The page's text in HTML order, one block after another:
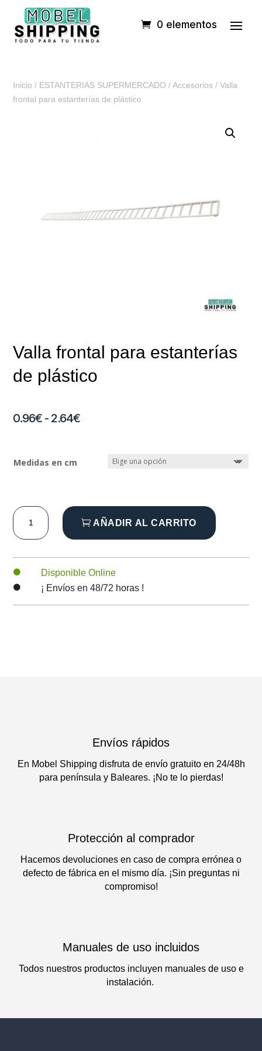
0 elementos
Inicio / ESTANTERIAS SUPERMERCADO /Accesorios / Valla
frontal para estanterías de plástico
Valla frontal para estanterías
de plástico
0.96€ - 2.64€Rango
0.96€
2.64€
Medidas en cm
Valla
frontal
para
de
plástico
cantidad
AÑADIR AL CARRITO
 Disponible Online
 ¡ Envíos en 48/72 horas !
Envíos rápidos
En Mobel Shipping disfruta de envío gratuito en 24/48h
para península y Baleares. ¡No te lo pierdas!
Protección al comprador
Hacemos devoluciones en caso de compra errónea o
defecto de fábrica en el mismo día. ¡Sin preguntas ni
compromiso!
Manuales de uso incluidos
Todos nuestros productos incluyen manuales de uso e
instalación.